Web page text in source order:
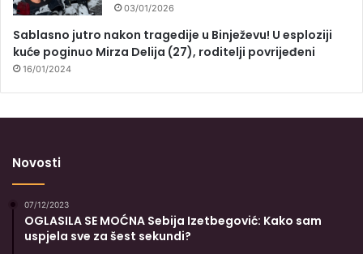
03/01/2026
Sablasno jutro nakon tragedije u Binježevu! U esploziji
kuće poginuo Mirza Delija (27), roditelji povrijeđeni
16/01/2024
Novosti
07/12/2023
OGLASILA SE MOĆNA Sebija Izetbegović: Kako sam
uspjela sve za šest sekundi?